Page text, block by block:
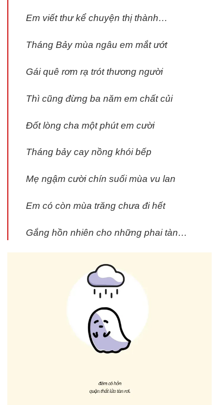
Em viết thư kể chuyện thị thành…
Tháng Bảy mùa ngâu em mắt ướt
Gái quê rơm rạ trót thương người
Thì cũng đừng ba năm em chất củi
Đốt lòng cha một phút em cười
Tháng bảy cay nồng khói bếp
Mẹ ngậm cười chín suối mùa vu lan
Em có còn mùa trăng chưa đi hết
Gắng hồn nhiên cho những phai tàn…